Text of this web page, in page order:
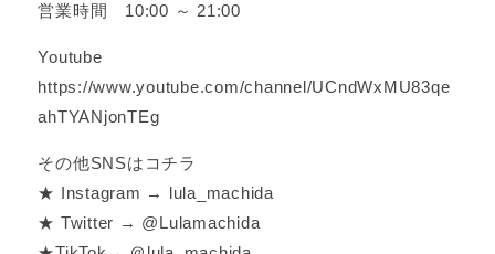
営業時間 10:00 ～ 21:00
Youtube
https://www.youtube.com/channel/UCndWxMU83qe
ahTYANjonTEg
その他SNSはコチラ
★ Instagram → lula_machida
★ Twitter → @Lulamachida